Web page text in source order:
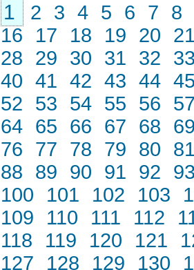
1 2 3 4 5 6 7
8
16
17 18 19 20
28
29 30 31 32
40 41 42 43 44
52
53 54 55 56
64 65 66 67 68
76
77 78 79 80
88
89 90 91 92
100
101 102 103
109
110 111 112
118
119 120 121
127
128 129 130